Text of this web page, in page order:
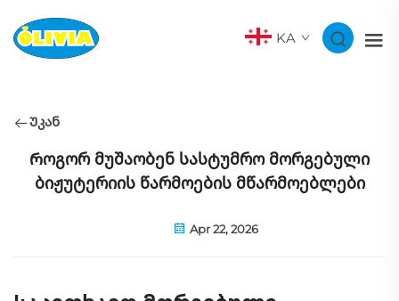
KA
Უკან
Როგორ მუშაობენ სასტუმრო მორგებული
ბიჟუტერიის წარმოების მწარმოებლები
Apr 22, 2026